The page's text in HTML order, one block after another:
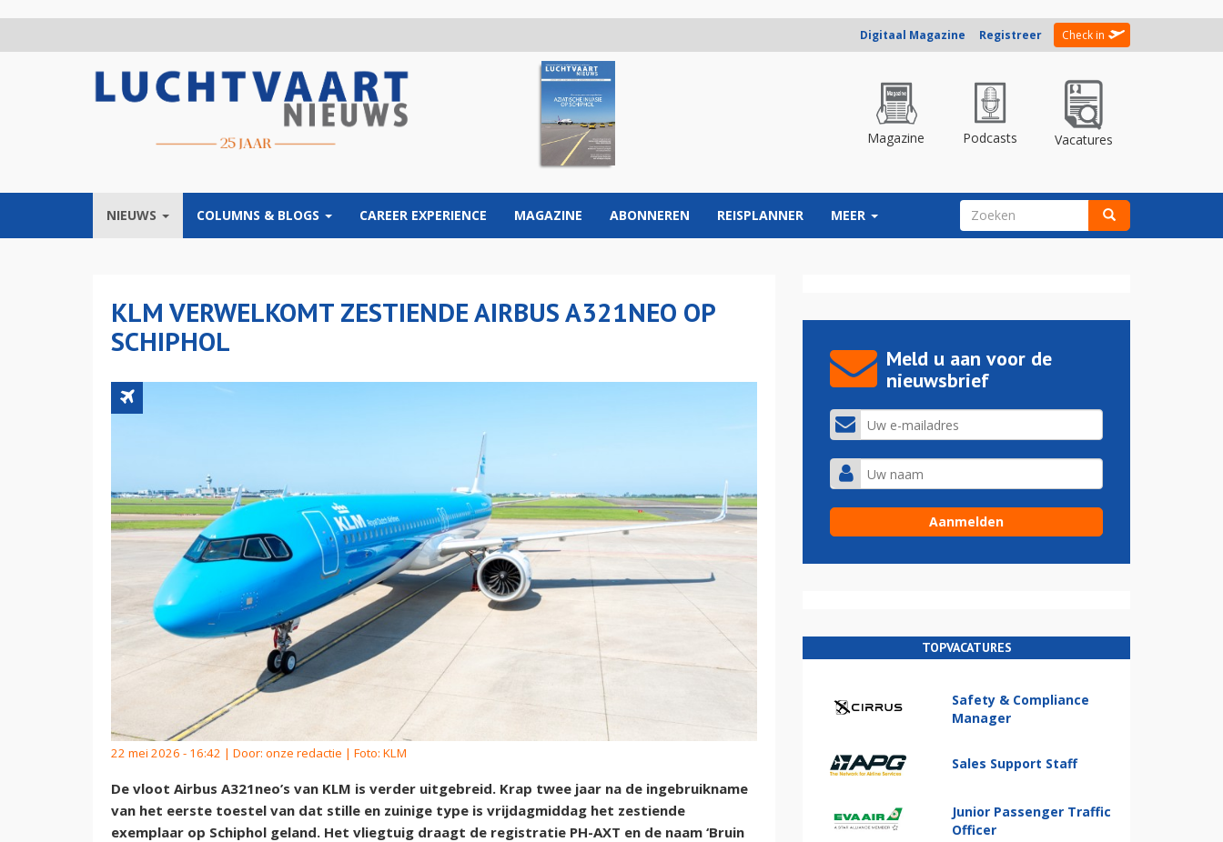
Digitaal Magazine Registreer Check in
Magazine Podcasts Vacatures
NIEUWS COLUMNS & BLOGS CAREER EXPERIENCE MAGAZINE ABONNEREN REISPLANNER MEER ZOEKVELD
KLM VERWELKOMT ZESTIENDE AIRBUS A321NEO OP
SCHIPHOL
22 mei 2026 - 16:42 | Door: onze redactie | Foto: KLM
De vloot Airbus A321neo’s van KLM is verder uitgebreid. Krap twee jaar na de ingebruikname
van het eerste toestel van dat stille en zuinige type is vrijdagmiddag het zestiende
exemplaar op Schiphol geland. Het vliegtuig draagt de registratie PH-AXT en de naam ‘Bruin
Meld u aan voor de
nieuwsbrief
TOPVACATURES
Safety & Compliance
Manager
Sales Support Staff
Junior Passenger Traffic
Officer